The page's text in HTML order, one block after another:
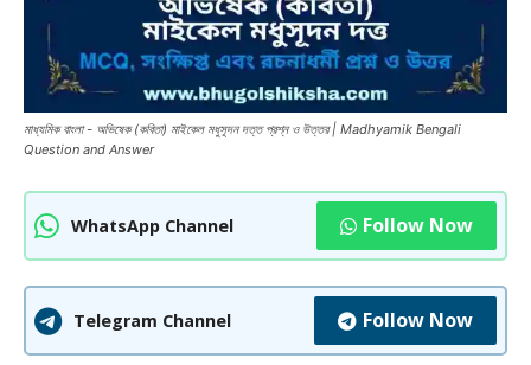
মাধ্যমিক বাংলা - অভিষেক (কবিতা) মাইকেল মধুসূদন দত্ত প্রশ্ন ও উত্তর | Madhyamik Bengali
Question and Answer
WhatsApp Channel Follow Now
Telegram Channel Follow Now